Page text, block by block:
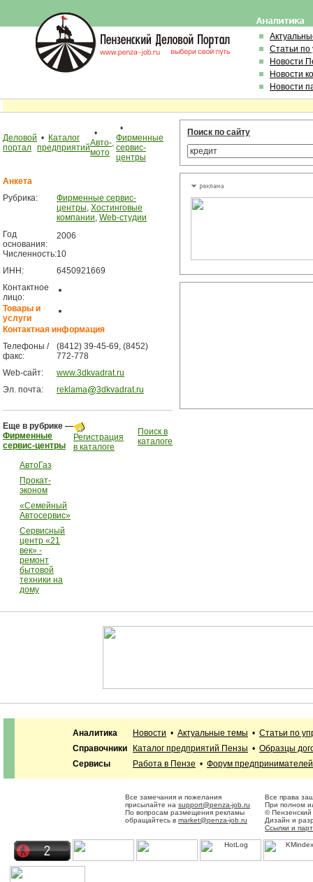
Статьи по
Новости
Новости
Новости
Деловой
портал
• Каталог
предприятий
•
Авто-,
мото
•
Фирменные
сервис-
центры
Анкета
Рубрика:
Фирменные сервис-
центры, Хостинговые
компании, Web-студии
Год
основания:
2006
Численность:10
ИНН:
6450921669
Контактное
лицо:
Товары и
услуги
Контактная информация
Телефоны /
факс:
(8412) 39-45-69, (8452)
772-778
Web-сайт:
www.3dkvadrat.ru
Эл. почта:
reklama 3dkvadrat.ru
Еще в рубрике —
Фирменные
сервис-центры
АвтоГаз
Прокат-
эконом
«Семейный
Автосервис»
Сервисный
центр «21
век» -
ремонт
бытовой
техники на
дому
Регистрация
в каталоге
Поиск в
каталоге
Поиск по сайту
Аналитика Новости • Актуальные темы • Статьи по
Справочники
Каталог предприятий Пензы • Образцы
Сервисы
Работа в Пензе • Форум предпринимателей
Все замечания и пожелания
присылайте на support@penza-job.ru
По вопросам размещения рекламы
обращайтесь в market@penza-job.ru
Все права
При полном
©
Дизайн и
Ссылки и